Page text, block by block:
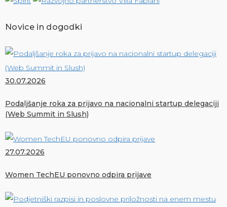
Novice in dogodki
30.07.2026
Podaljšanje roka za prijavo na nacionalni startup delegaciji
(Web Summit in Slush)
27.07.2026
Women TechEU ponovno odpira prijave